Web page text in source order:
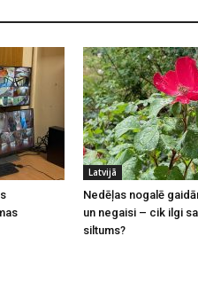
Latvijā
Nedēļas nogalē
un negaisi – cik ilgi
siltums?